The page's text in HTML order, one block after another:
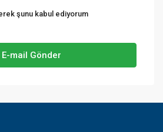
şunu kabul ediyorum
E-mail Gönder